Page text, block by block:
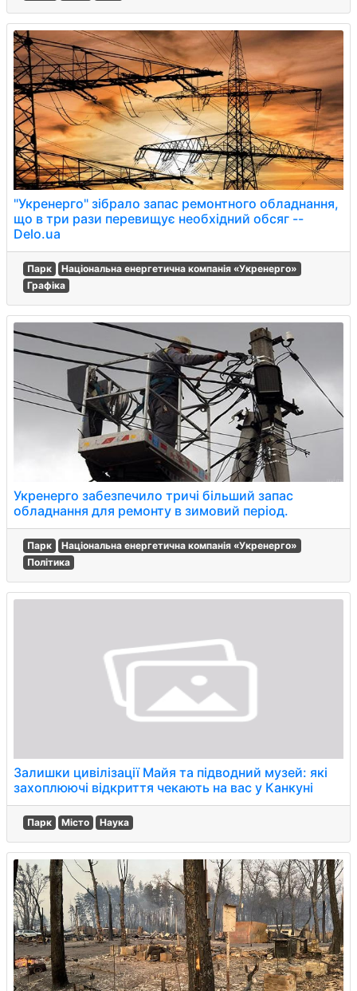
"Укренерго" зібрало запас ремонтного обладнання,
що в три рази перевищує необхідний обсяг --
Delo.ua
Парк
Національна енергетична компанія «Укренерго»
Графіка
Укренерго забезпечило тричі більший запас
обладнання для ремонту в зимовий період.
Парк
Національна енергетична компанія «Укренерго»
Політика
Залишки цивілізації Майя та підводний музей: які
захоплюючі відкриття чекають на вас у Канкуні
Парк Місто Наука